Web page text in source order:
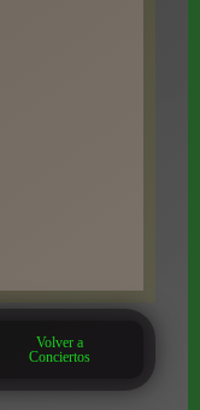
Volver a
Conciertos